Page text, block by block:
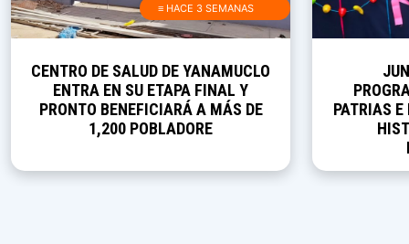
≡ HACE 3 SEMANAS
CENTRO DE SALUD DE YANAMUCLO
ENTRA EN SU ETAPA FINAL Y
PRONTO BENEFICIARÁ A MÁS DE
1,200 POBLADORE
PATRIAS